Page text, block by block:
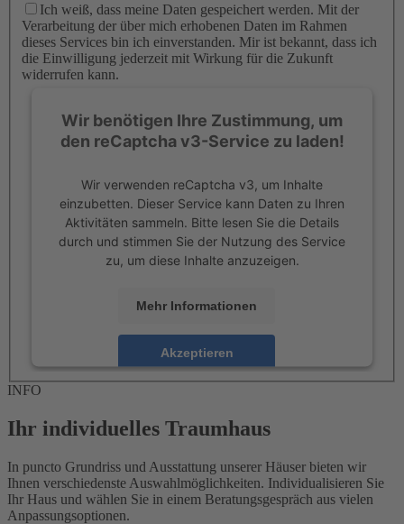
Ich weiß, dass meine Daten gespeichert werden. Mit der
Verarbeitung der über mich erhobenen Daten im Rahmen
dieses Services bin ich einverstanden. Mir ist bekannt, dass ich
die Einwilligung jederzeit mit Wirkung für die Zukunft
widerrufen kann.
Wir benötigen Ihre Zustimmung, um
den reCaptcha v3-Service zu laden!
Wir verwenden reCaptcha v3, um Inhalte
einzubetten. Dieser Service kann Daten zu Ihren
Aktivitäten sammeln. Bitte lesen Sie die Details
durch und stimmen Sie der Nutzung des Service
zu, um diese Inhalte anzuzeigen.
Mehr Informationen
Akzeptieren
powered byUsercentrics Consent Management
INFO
Ihr individuelles Traumhaus
In puncto Grundriss und Ausstattung unserer Häuser bieten wir
Ihnen verschiedenste Auswahlmöglichkeiten. Individualisieren Sie
Ihr Haus und wählen Sie in einem Beratungsgespräch aus vielen
Anpassungsoptionen.